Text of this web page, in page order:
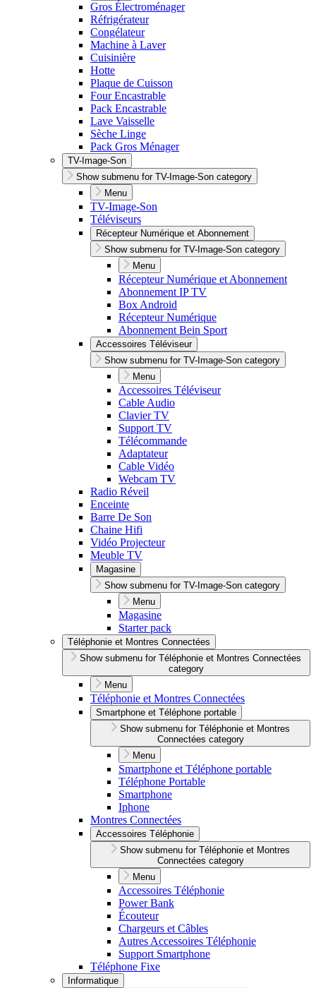
Gros Électroménager
Réfrigérateur
Congélateur
Machine à Laver
Cuisinière
Hotte
Plaque de Cuisson
Four Encastrable
Pack Encastrable
Lave Vaisselle
Sèche Linge
Pack Gros Ménager
TV-Image-Son
Show submenu for TV-Image-Son category
Menu
TV-Image-Son
Téléviseurs
Récepteur Numérique et Abonnement
Show submenu for TV-Image-Son category
Menu
Récepteur Numérique et Abonnement
Abonnement IP TV
Box Android
Récepteur Numérique
Abonnement Bein Sport
Accessoires Téléviseur
Show submenu for TV-Image-Son category
Menu
Accessoires Téléviseur
Cable Audio
Clavier TV
Support TV
Télécommande
Adaptateur
Cable Vidéo
Webcam TV
Radio Réveil
Enceinte
Barre De Son
Chaine Hifi
Vidéo Projecteur
Meuble TV
Magasine
Show submenu for TV-Image-Son category
Menu
Magasine
Starter pack
Téléphonie et Montres Connectées
Show submenu for Téléphonie et Montres Connectées
category
Menu
Téléphonie et Montres Connectées
Smartphone et Téléphone portable
Show submenu for Téléphonie et Montres
Connectées category
Menu
Smartphone et Téléphone portable
Téléphone Portable
Smartphone
Iphone
Montres Connectées
Accessoires Téléphonie
Show submenu for Téléphonie et Montres
Connectées category
Menu
Accessoires Téléphonie
Power Bank
Écouteur
Chargeurs et Câbles
Autres Accessoires Téléphonie
Support Smartphone
Téléphone Fixe
Informatique